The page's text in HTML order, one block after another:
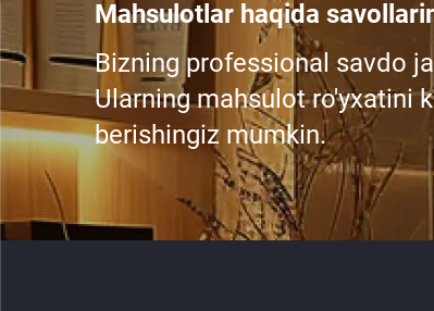
Mahsulotlar haqida
Bizning professional savdo
Ularning mahsulot ro'yxatini
berishingiz mumkin.